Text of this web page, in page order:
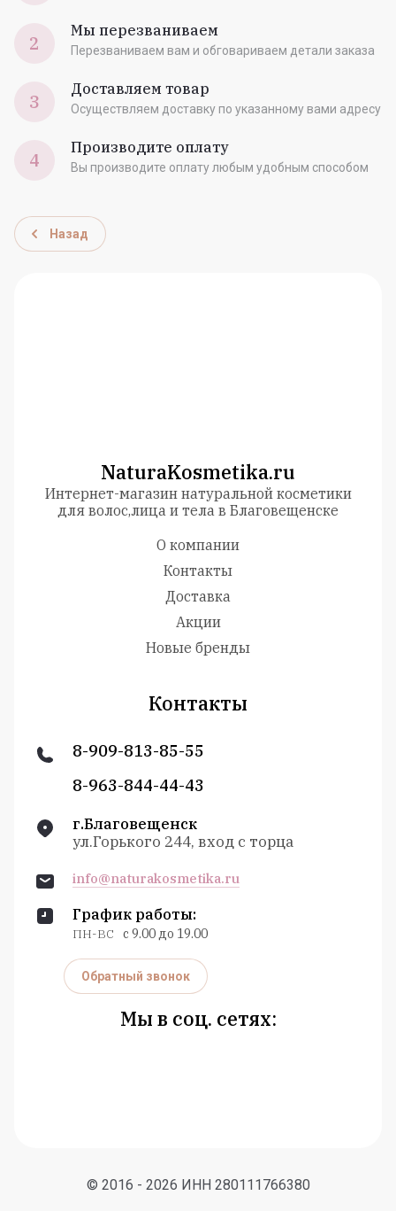
2
Мы перезваниваем
Перезваниваем вам и обговариваем детали заказа
3
Доставляем товар
Осуществляем доставку по указанному вами адресу
4
Производите оплату
Вы производите оплату любым удобным способом
Назад
NaturaKosmetika.ru
Интернет-магазин натуральной косметики
для волос,лица и тела в Благовещенске
О компании
Контакты
Доставка
Акции
Новые бренды
Контакты
8-909-813-85-55
8-963-844-44-43
г.Благовещенск
ул.Горького 244, вход с торца
info@naturakosmetika.ru
График работы:
ПН-ВС с 9.00 до 19.00
Обратный звонок
Мы в соц. сетях:
© 2016 - 2026 ИНН 280111766380